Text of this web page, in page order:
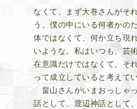
なくて、まず大巻さんがそ
う、僕の中にいる何者かの
体ではなくて、何か立ち現
いような。私はいつも、芸
在意識だけではなくて、そ
って成立していると考えて
畠山さんがいまおっしゃ
話として、渡辺神話として